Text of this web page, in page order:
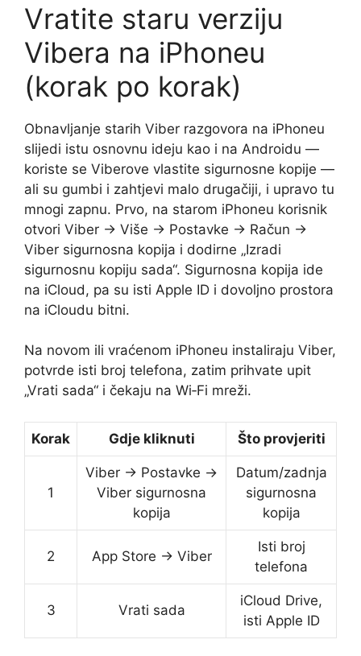
Vratite staru verziju
Vibera na iPhoneu
(korak po korak)
Obnavljanje starih Viber razgovora na iPhoneu
slijedi istu osnovnu ideju kao i na Androidu —
koriste se Viberove vlastite sigurnosne kopije —
ali su gumbi i zahtjevi malo drugačiji, i upravo tu
mnogi zapnu. Prvo, na starom iPhoneu korisnik
otvori Viber → Više → Postavke → Račun →
Viber sigurnosna kopija i dodirne „Izradi
sigurnosnu kopiju sada“. Sigurnosna kopija ide
na iCloud, pa su isti Apple ID i dovoljno prostora
na iCloudu bitni.
Na novom ili vraćenom iPhoneu instaliraju Viber,
potvrde isti broj telefona, zatim prihvate upit
„Vrati sada“ i čekaju na Wi‑Fi mreži.
Korak Gdje kliknuti Što provjeriti
1
Viber → Postavke →
Viber sigurnosna
kopija
Datum/zadnja
sigurnosna
kopija
2 App Store → Viber
Isti broj
telefona
3 Vrati sada
iCloud Drive,
isti Apple ID